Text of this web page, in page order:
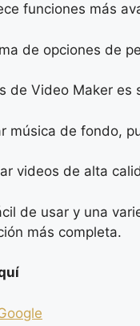
funciones más
de opciones de
de Video Maker es
música de fondo,
videos de alta
de usar y una
más completa.